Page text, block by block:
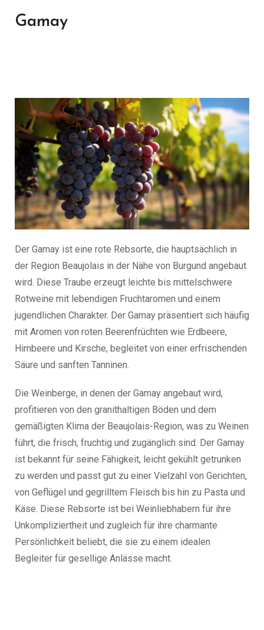
Gamay
Der Gamay ist eine rote Rebsorte, die hauptsächlich in
der Region Beaujolais in der Nähe von Burgund angebaut
wird. Diese Traube erzeugt leichte bis mittelschwere
Rotweine mit lebendigen Fruchtaromen und einem
jugendlichen Charakter. Der Gamay präsentiert sich häufig
mit Aromen von roten Beerenfrüchten wie Erdbeere,
Himbeere und Kirsche, begleitet von einer erfrischenden
Säure und sanften Tanninen.
Die Weinberge, in denen der Gamay angebaut wird,
profitieren von den granithaltigen Böden und dem
gemäßigten Klima der Beaujolais-Region, was zu Weinen
führt, die frisch, fruchtig und zugänglich sind. Der Gamay
ist bekannt für seine Fähigkeit, leicht gekühlt getrunken
zu werden und passt gut zu einer Vielzahl von Gerichten,
von Geflügel und gegrilltem Fleisch bis hin zu Pasta und
Käse. Diese Rebsorte ist bei Weinliebhabern für ihre
Unkompliziertheit und zugleich für ihre charmante
Persönlichkeit beliebt, die sie zu einem idealen
Begleiter für gesellige Anlässe macht.